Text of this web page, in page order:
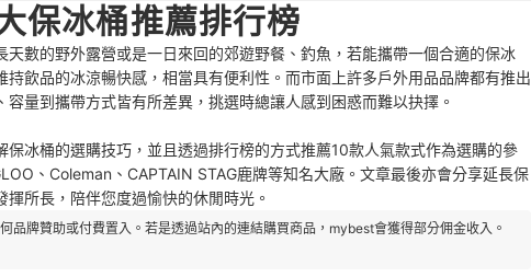
保冰桶推薦排行榜
天數的野外露營或是一日來回的郊遊野餐、釣魚，若能攜帶一個合適的保冰
飲品的冰涼暢快感，相當具有便利性。而市面上許多戶外用品品牌都有推出
量到攜帶方式皆有所差異，挑選時總讓人感到困惑而難以抉擇。
保冰桶的選購技巧，並且透過排行榜的方式推薦10款人氣款式作為選購的參
、Coleman、CAPTAIN STAG鹿牌等知名大廠。文章最後亦會分享延長保
所長，陪伴您度過愉快的休閒時光。
品牌贊助或付費置入。若是透過站內的連結購買商品，mybest會獲得部分佣金收入。